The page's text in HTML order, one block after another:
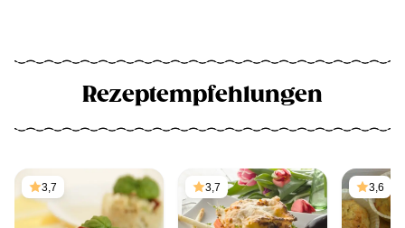
Rezeptempfehlungen
3,7 3,7 3,6